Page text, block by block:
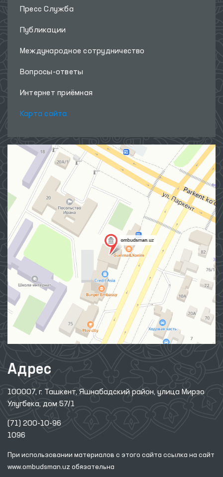
Пресс Служба
Публикации
Международное сотрудничество
Вопросы-ответы
Интернет приёмная
Карта сайта
Адрес
100007, г. Ташкент, Яшнабадский район, улица Мирзо
Улугбека, дом 57/1
(71) 200-10-96
1096
При использовании материалов с этого сайта ссылка на сайт
www.ombudsman.uz обязательна